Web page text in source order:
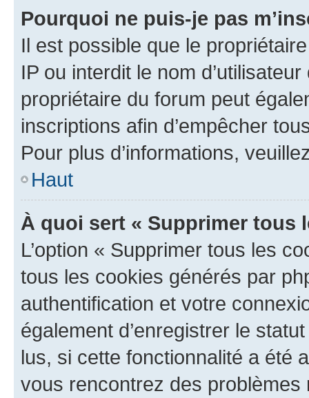
Pourquoi ne puis-je pas
Il est possible que le
IP ou interdit le nom
propriétaire du forum peut
inscriptions afin d’empêcher
Pour plus d’informations,
Haut
À quoi sert « Supprimer tous
L’option « Supprimer tous les
tous les cookies générés par
authentification et votre
également d’enregistrer le
lus, si cette fonctionnalité a été
vous rencontrez des